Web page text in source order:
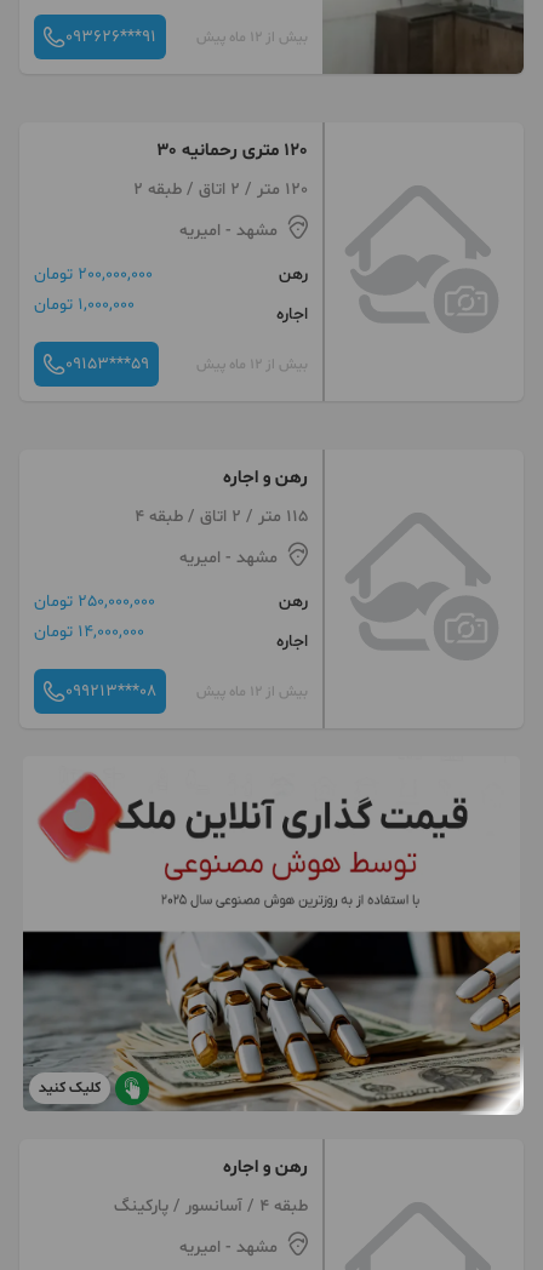
بیش از 12 ماه پیش 093626***91
120 متری رحمانیه 30
120 متر / 2 اتاق / طبقه 2
مشهد - امیریه
رهن
200,000,000 تومان
اجاره
1,000,000 تومان
بیش از 12 ماه پیش 09153***59
رهن و اجاره
115 متر / 2 اتاق / طبقه 4
مشهد - امیریه
رهن
250,000,000 تومان
اجاره
14,000,000 تومان
بیش از 12 ماه پیش 099213***08
کلیک کنید
رهن و اجاره
طبقه 4 / آسانسور / پارکینگ
مشهد - امیریه